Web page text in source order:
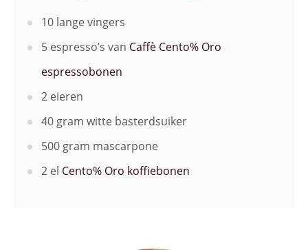
10 lange vingers
5 espresso’s van Caffè Cento% Oro
espressobonen
2 eieren
40 gram witte basterdsuiker
500 gram mascarpone
2 el Cento% Oro koffiebonen